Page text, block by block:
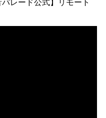
レード公式】リモート